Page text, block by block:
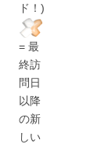
ド！)
= 最
終訪
問日
以降
の新
しい